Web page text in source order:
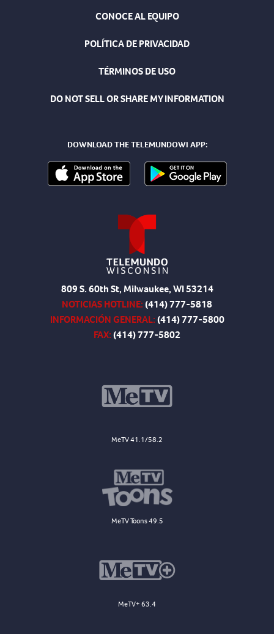
CONOCE AL EQUIPO
POLÍTICA DE PRIVACIDAD
TÉRMINOS DE USO
DO NOT SELL OR SHARE MY INFORMATION
DOWNLOAD THE TELEMUNDOWI APP:
809 S. 60th St, Milwaukee, WI 53214
NOTICIAS HOTLINE:(414) 777-5818
INFORMACIÓN GENERAL:(414) 777-5800
FAX:(414) 777-5802
MeTV 41.1/58.2
MeTV Toons 49.5
MeTV+ 63.4